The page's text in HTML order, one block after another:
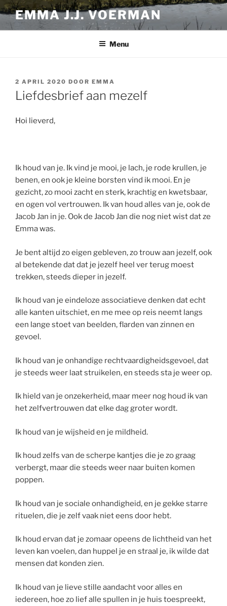
Ga
naar
de
EMMA J.J. VOERMAN
Menu
GEPLAATST
OP
2 APRIL 2020 DOOR EMMA
Liefdesbrief aan mezelf
Hoi lieverd,
Ik houd van je. Ik vind je mooi, je lach, je rode krullen, je
benen, en ook je kleine borsten vind ik mooi. En je
gezicht, zo mooi zacht en sterk, krachtig en kwetsbaar,
en ogen vol vertrouwen. Ik van houd alles van je, ook de
Jacob Jan in je. Ook de Jacob Jan die nog niet wist dat ze
Emma was.
Je bent altijd zo eigen gebleven, zo trouw aan jezelf, ook
al betekende dat dat je jezelf heel ver terug moest
trekken, steeds dieper in jezelf.
Ik houd van je eindeloze associatieve denken dat echt
alle kanten uitschiet, en me mee op reis neemt langs
een lange stoet van beelden, flarden van zinnen en
gevoel.
Ik houd van je onhandige rechtvaardigheidsgevoel, dat
je steeds weer laat struikelen, en steeds sta je weer op.
Ik hield van je onzekerheid, maar meer nog houd ik van
het zelfvertrouwen dat elke dag groter wordt.
Ik houd van je wijsheid en je mildheid.
Ik houd zelfs van de scherpe kantjes die je zo graag
verbergt, maar die steeds weer naar buiten komen
poppen.
Ik houd van je sociale onhandigheid, en je gekke starre
rituelen, die je zelf vaak niet eens door hebt.
Ik houd ervan dat je zomaar opeens de lichtheid van het
leven kan voelen, dan huppel je en straal je, ik wilde dat
mensen dat konden zien.
Ik houd van je lieve stille aandacht voor alles en
iedereen, hoe zo lief alle spullen in je huis toespreekt,